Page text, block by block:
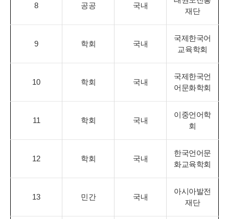
8 공공 국내
재단
9 학회 국내
국제한국어
교육학회
10 학회 국내
국제한국언
어문화학회
11 학회 국내
이중언어학
회
12 학회 국내
한국언어문
화교육학회
13 민간 국내
아시아발전
재단